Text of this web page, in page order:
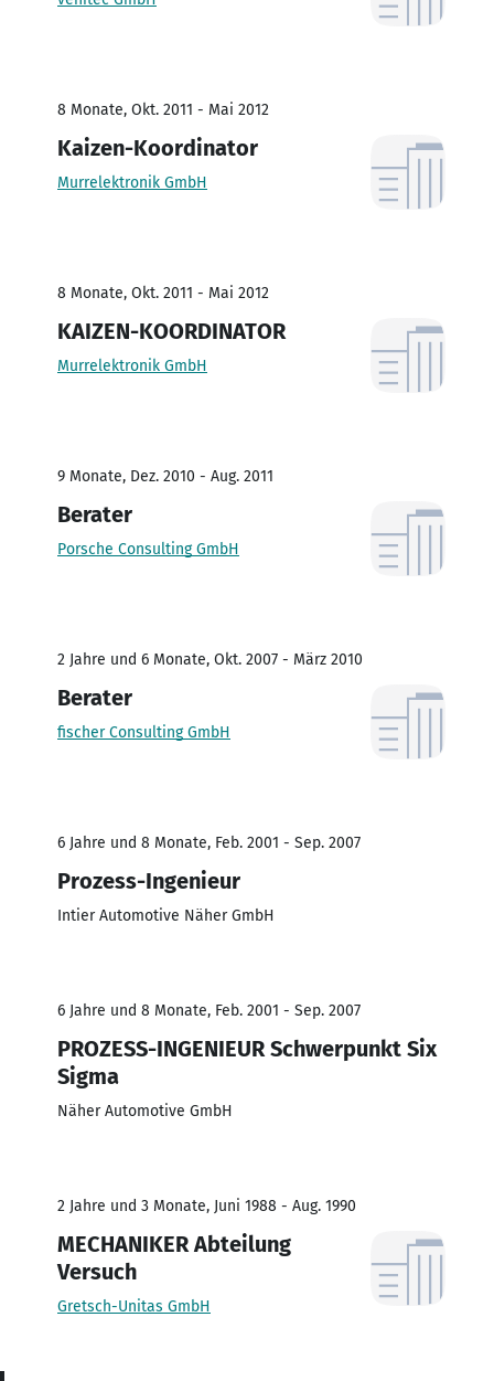
8 Monate, Okt. 2011 - Mai 2012
Kaizen-Koordinator
Murrelektronik GmbH
8 Monate, Okt. 2011 - Mai 2012
KAIZEN-KOORDINATOR
Murrelektronik GmbH
9 Monate, Dez. 2010 - Aug. 2011
Berater
Porsche Consulting GmbH
2 Jahre und 6 Monate, Okt. 2007 - März 2010
Berater
fischer Consulting GmbH
6 Jahre und 8 Monate, Feb. 2001 - Sep. 2007
Prozess-Ingenieur
Intier Automotive Näher GmbH
6 Jahre und 8 Monate, Feb. 2001 - Sep. 2007
PROZESS-INGENIEUR Schwerpunkt Six
Sigma
Näher Automotive GmbH
2 Jahre und 3 Monate, Juni 1988 - Aug. 1990
MECHANIKER Abteilung
Versuch
Gretsch-Unitas GmbH